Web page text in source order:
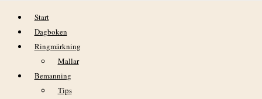
Hoppa till innehåll
Start
Dagboken
Ringmärkning
Mallar
Bemanning
Tips